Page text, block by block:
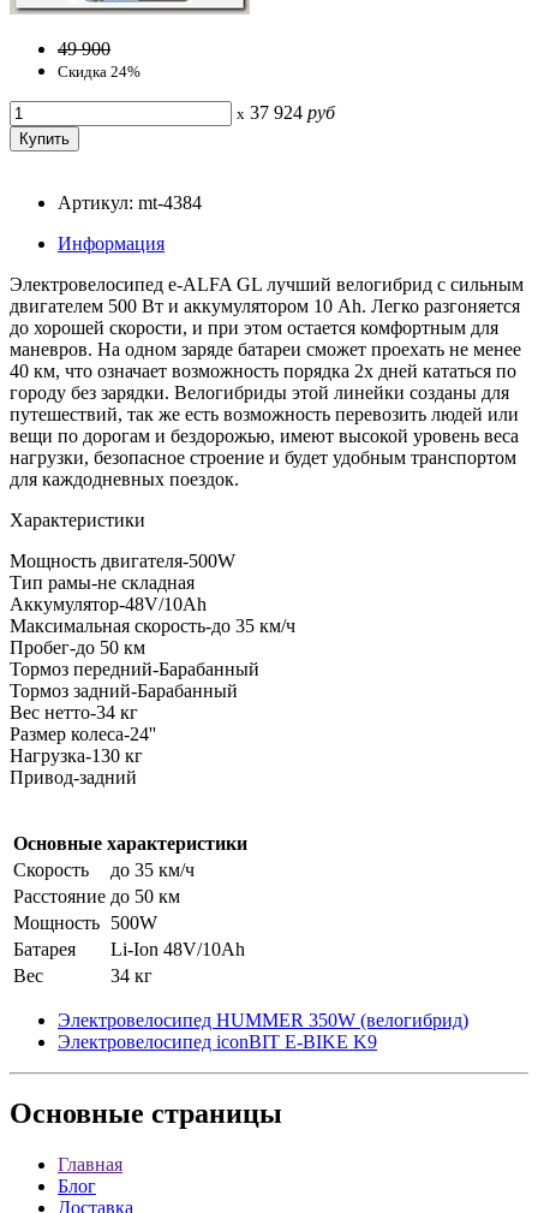
49 900
Скидка 24%
x 37 924 руб
Артикул: mt-4384
Информация
Электровелосипед e-ALFA GL лучший велогибрид с сильным
двигателем 500 Вт и аккумулятором 10 Ah. Легко разгоняется
до хорошей скорости, и при этом остается комфортным для
маневров. На одном заряде батареи сможет проехать не менее
40 км, что означает возможность порядка 2х дней кататься по
городу без зарядки. Велогибриды этой линейки созданы для
путешествий, так же есть возможность перевозить людей или
вещи по дорогам и бездорожью, имеют высокой уровень веса
нагрузки, безопасное строение и будет удобным транспортом
для каждодневных поездок.
Характеристики
Мощность двигателя-500W
Тип рамы-не складная
Аккумулятор-48V/10Ah
Максимальная скорость-до 35 км/ч
Пробег-до 50 км
Тормоз передний-Барабанный
Тормоз задний-Барабанный
Вес нетто-34 кг
Размер колеса-24''
Нагрузка-130 кг
Привод-задний
Основные характеристики
Скорость
до 35 км/ч
Расстояние до 50 км
Мощность 500W
Батарея
Li-Ion 48V/10Ah
Вес
34 кг
Электровелосипед HUMMER 350W (велогибрид)
Электровелосипед iconBIT E-BIKE K9
Основные страницы
Главная
Блог
Доставка